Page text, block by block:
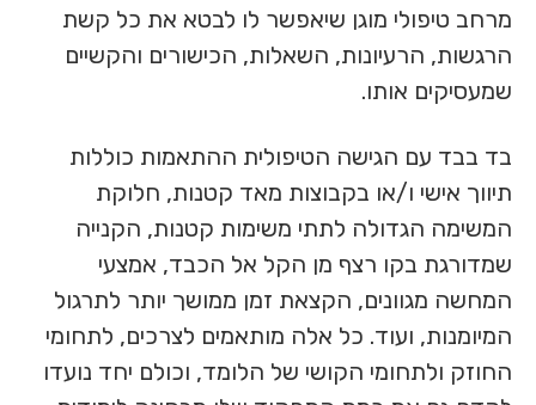
מרחב טיפולי מוגן שיאפשר לו לבטא את כל קשת
הרגשות, הרעיונות, השאלות, הכישורים והקשיים
שמעסיקים אותו.
בד בבד עם הגישה הטיפולית ההתאמות כוללות
תיווך אישי ו/או בקבוצות מאד קטנות, חלוקת
המשימה הגדולה לתתי משימות קטנות, הקנייה
שמדורגת בקו רצף מן הקל אל הכבד, אמצעי
המחשה מגוונים, הקצאת זמן ממושך יותר לתרגול
המיומנות, ועוד. כל אלה מותאמים לצרכים, לתחומי
החוזק ולתחומי הקושי של הלומד, וכולם יחד נועדו